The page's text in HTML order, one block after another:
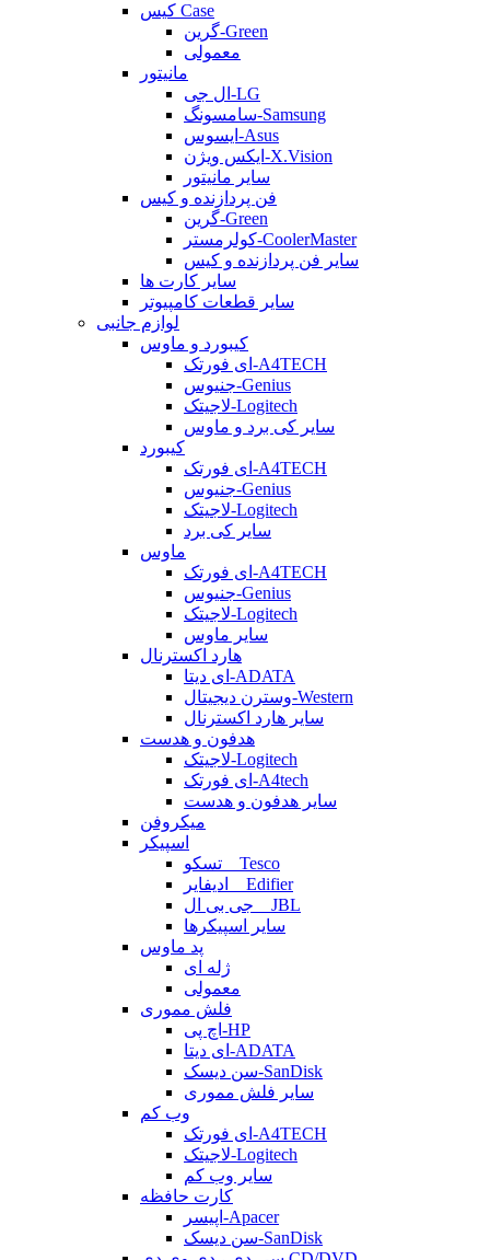
کیس Case
گرین-Green
معمولی
مانیتور
ال جی-LG
سامسونگ-Samsung
ایسوس-Asus
ایکس ویژن-X.Vision
سایر مانیتور
فن پردازنده و کیس
گرین-Green
کولرمستر-CoolerMaster
سایر فن پردازنده و کیس
سایر کارت ها
سایر قطعات کامپیوتر
لوازم جانبی
کیبورد و ماوس
ای فورتک-A4TECH
جنیوس-Genius
لاجیتک-Logitech
سایر کی برد و ماوس
کیبورد
ای فورتک-A4TECH
جنیوس-Genius
لاجیتک-Logitech
سایر کی برد
ماوس
ای فورتک-A4TECH
جنیوس-Genius
لاجیتک-Logitech
سایر ماوس
هارد اکسترنال
ای دیتا-ADATA
وسترن دیجیتال-Western
سایر هارد اکسترنال
هدفون و هدست
لاجیتک-Logitech
ای فورتک-A4tech
سایر هدفون و هدست
میکروفن
اسپیکر
تسکو _ Tesco
ادیفایر _ Edifier
جی بی ال _ JBL
سایر اسپیکرها
پد ماوس
ژله ای
معمولی
فلش مموری
اچ پی-HP
ای دیتا-ADATA
سن دیسک-SanDisk
سایر فلش مموری
وب کم
ای فورتک-A4TECH
لاجیتک-Logitech
سایر وب کم
کارت حافظه
اپیسر-Apacer
سن دیسک-SanDisk